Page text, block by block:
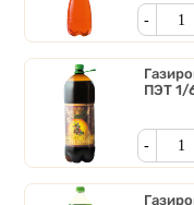
Кол-во
ПЭТ 1/
Кол-во